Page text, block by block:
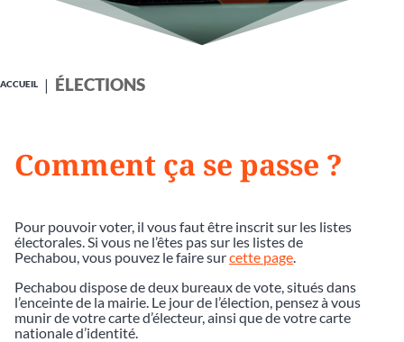
ACCUEIL ÉLECTIONS
Comment ça se passe ?
Pour pouvoir voter, il vous faut être inscrit sur les listes
électorales. Si vous ne l’êtes pas sur les listes de
Pechabou, vous pouvez le faire surcette page
Pechabou dispose de deux bureaux de vote, situés dans
l’enceinte de la mairie. Le jour de l’élection, pensez à vous
munir de votre carte d’électeur, ainsi que de votre carte
nationale d’identité.